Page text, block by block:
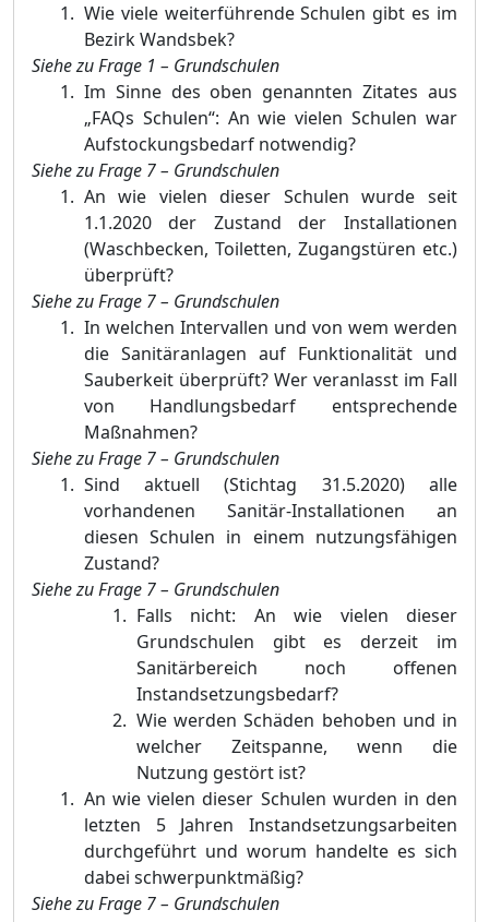
Wie viele weiterführende Schulen gibt es im
Bezirk Wandsbek?
Siehe zu Frage 1 – Grundschulen
Im Sinne des oben genannten Zitates aus
„FAQs Schulen“: An wie vielen Schulen war
Aufstockungsbedarf notwendig?
Siehe zu Frage 7 – Grundschulen
An wie vielen dieser Schulen wurde seit
1.1.2020 der Zustand der Installationen
(Waschbecken, Toiletten, Zugangstüren etc.)
überprüft?
Siehe zu Frage 7 – Grundschulen
In welchen Intervallen und von wem werden
die Sanitäranlagen auf Funktionalität und
Sauberkeit überprüft? Wer veranlasst im Fall
von Handlungsbedarf entsprechende
Maßnahmen?
Siehe zu Frage 7 – Grundschulen
Sind aktuell (Stichtag 31.5.2020) alle
vorhandenen Sanitär-Installationen an
diesen Schulen in einem nutzungsfähigen
Zustand?
Siehe zu Frage 7 – Grundschulen
Falls nicht: An wie vielen dieser
Grundschulen gibt es derzeit im
Sanitärbereich noch offenen
Instandsetzungsbedarf?
Wie werden Schäden behoben und in
welcher Zeitspanne, wenn die
Nutzung gestört ist?
An wie vielen dieser Schulen wurden in den
letzten 5 Jahren Instandsetzungsarbeiten
durchgeführt und worum handelte es sich
dabei schwerpunktmäßig?
Siehe zu Frage 7 – Grundschulen